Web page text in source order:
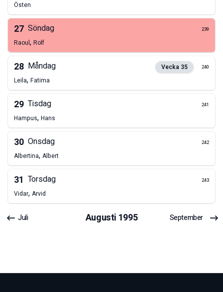
Östen
27 Söndag 239
Raoul, Rolf
28 Måndag Vecka 35 240
Leila, Fatima
29 Tisdag 241
Hampus, Hans
30 Onsdag 242
Albertina, Albert
31 Torsdag 243
Vidar, Arvid
Juli Augusti 1995 September